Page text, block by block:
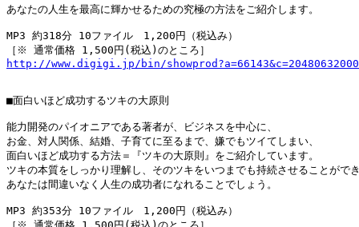
あなたの人生を最高に輝かせるための究極の方法をご紹介します。
MP3 約318分 10ファイル　1,200円（税込み）
http://www.digigi.jp/bin/
■面白いほど成功するツキの大原則
能力開発のパイオニアである著者が、ビジネスを中心に、
お金、対人関係、結婚、子育てに至るまで、嫌でもツイてしまい、
面白いほど成功する方法＝『ツキの大原則』をご紹介しています。
ツキの本質をしっかり理解し、そのツキをいつまでも持続させることがで
あなたは間違いなく人生の成功者になれることでしょう。
MP3 約353分 10ファイル　1,200円（税込み）